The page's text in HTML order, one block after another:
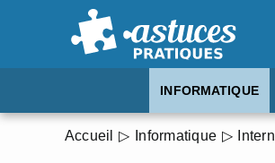
INFORMATIQUE
Accueil Informatique